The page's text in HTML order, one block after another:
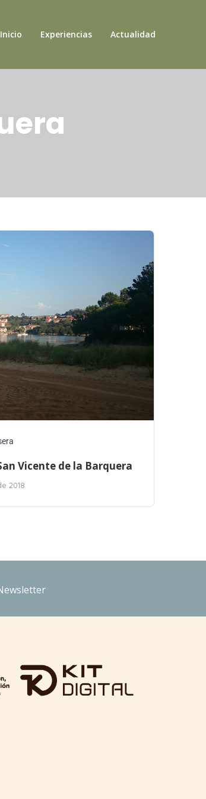
Inicio Experiencias Actualidad
Vicente de la Barquera
2018